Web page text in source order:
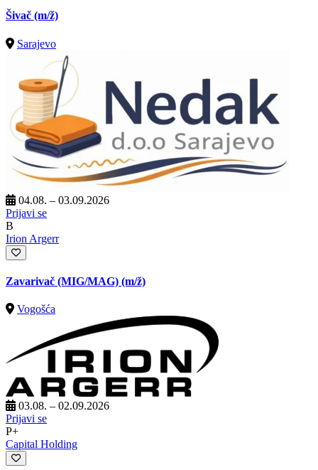
Šivač (m/ž)
Sarajevo
04.08. – 03.09.2026
Prijavi se
B
Irion Argerr
Zavarivač (MIG/MAG) (m/ž)
Vogošća
03.08. – 02.09.2026
Prijavi se
P+
Capital Holding